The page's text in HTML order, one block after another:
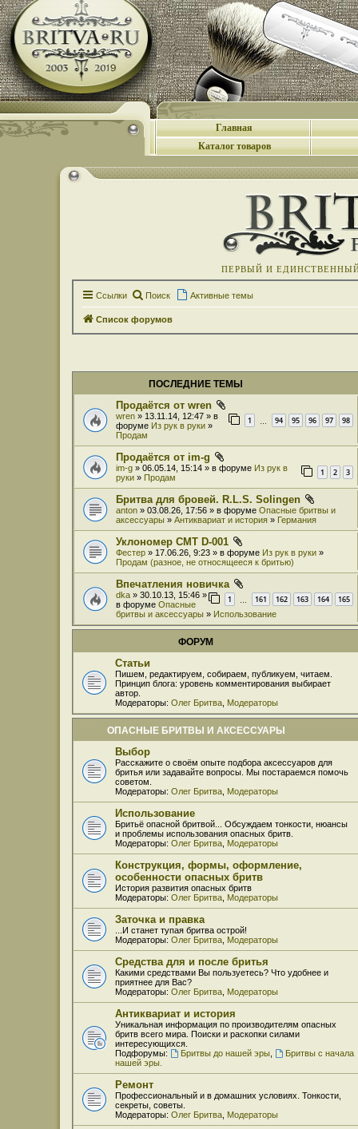
Главная
Каталог товаров
ПЕРВЫЙ И
Ссылки Поиск Активные темы
Список форумов
ПОСЛЕДНИЕ ТЕМЫ
Продаётся от wren
1 94 95 96 97 98
wren » 13.11.14, 12:47 » в
форуме Из рук в руки »
Продам
Продаётся от im-g
1 2 3
im-g » 06.05.14, 15:14 » в форуме Из рук в
руки » Продам
Бритва для бровей. R.L.S. Solingen
anton » 03.08.26, 17:56 » в форуме Опасные бритвы и
аксессуары » Антиквариат и история » Германия
Уклономер СМТ D-001
Фестер » 17.06.26, 9:23 » в форуме Из рук в руки »
Продам (разное, не относящееся к бритью)
Впечатления новичка
1 161 162 163 164 165
dka » 30.10.13, 15:46 »
в форуме Опасные
бритвы и аксессуары » Использование
ФОРУМ
Статьи
Пишем, редактируем, собираем, публикуем, читаем.
Принцип блога: уровень комментирования выбирает
автор.
Модераторы: Олег Бритва Модераторы
ОПАСНЫЕ БРИТВЫ И АКСЕССУАРЫ
Выбор
Расскажите о своём опыте подбора аксессуаров для
бритья или задавайте вопросы. Мы постараемся помочь
советом.
Модераторы: Олег Бритва Модераторы
Использование
Бритьё опасной бритвой... Обсуждаем тонкости, нюансы
и проблемы использования опасных бритв.
Модераторы: Олег Бритва Модераторы
Конструкция, формы, оформление,
особенности опасных бритв
История развития опасных бритв
Модераторы: Олег Бритва Модераторы
Заточка и правка
...И станет тупая бритва острой!
Модераторы: Олег Бритва Модераторы
Средства для и после бритья
Какими средствами Вы пользуетесь? Что удобнее и
приятнее для Вас?
Модераторы: Олег Бритва Модераторы
Антиквариат и история
Уникальная информация по производителям опасных
бритв всего мира. Поиски и раскопки силами
интересующихся.
Подфорумы:
Бритвы до нашей эры,
Бритвы с начала
нашей эры.
Ремонт
Профессиональный и в домашних условиях. Тонкости,
секреты, советы.
Модераторы: Олег Бритва Модераторы